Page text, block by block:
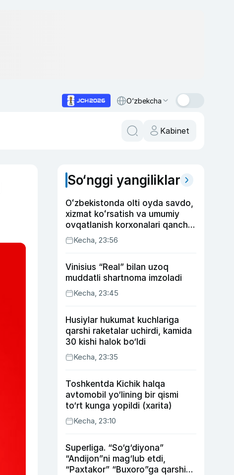
O‘zbekcha
Kabinet
So‘nggi yangiliklar
Oʻzbekistonda olti oyda savdo,
xizmat koʻrsatish va umumiy
ovqatlanish korxonalari qancha
soliq toʻlagani ochiqlandi
Kecha, 23:56
Vinisius “Real” bilan uzoq
muddatli shartnoma imzoladi
Kecha, 23:45
Husiylar hukumat kuchlariga
qarshi raketalar uchirdi, kamida
30 kishi halok bo‘ldi
Kecha, 23:35
Toshkentda Kichik halqa
avtomobil yo‘lining bir qismi
to‘rt kunga yopildi (xarita)
Kecha, 23:10
Superliga. “So‘g‘diyona”
“Andijon”ni mag‘lub etdi,
“Paxtakor” “Buxoro”ga qarshi